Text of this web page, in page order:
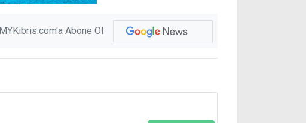
MYKibris.com'a Abone Ol